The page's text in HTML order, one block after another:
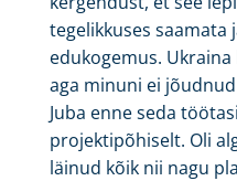
tegelikkuses saamata
edukogemus.
aga minuni ei
Juba enne seda
projektipõhiselt. Oli
läinud kõik nii nagu